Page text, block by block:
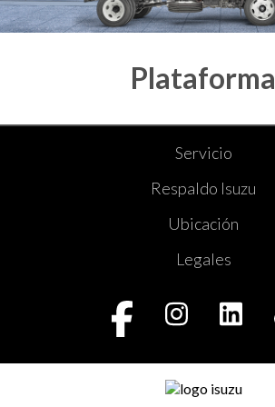
Plataforma
Servicio
Respaldo Isuzu
Ubicación
Legales